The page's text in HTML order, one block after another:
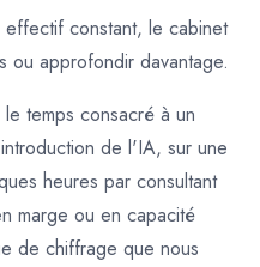
constant, le cabinet
ou approfondir davantage.
temps consacré à un
de l'IA, sur une
heures par consultant
marge ou en capacité
de chiffrage que nous